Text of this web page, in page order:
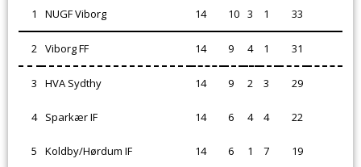
1 NUGF Viborg 14 10 3 1 33
2 Viborg FF 14 9 4 1 31
3 HVA Sydthy 14 9 2 3 29
4 Sparkær IF 14 6 4 4 22
5 Koldby/Hørdum IF 14 6 1 7 19